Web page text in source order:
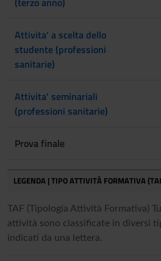
Attivita' a scelta dello
studente (professioni
sanitarie)
Attivita' seminariali
(professioni sanitarie)
Prova finale
LEGENDA | TIPO ATTIVITÀ FORMATIVA
TAF (Tipologia Attività Formativa)
attività sono classificate in diversi
indicati da una lettera.